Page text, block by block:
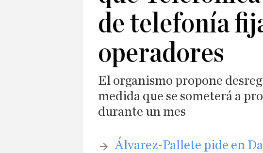
de telefonía
operadores
El organismo propone
medida que se someterá a
durante un mes
​Álvarez-Pallete pide en